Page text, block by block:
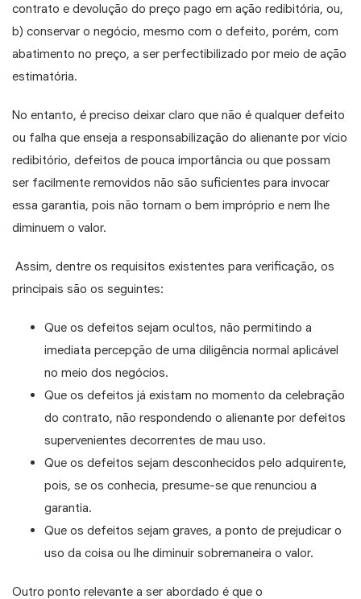
contrato e devolução do preço pago em ação redibitória, ou,
b) conservar o negócio, mesmo com o defeito, porém, com
abatimento no preço, a ser perfectibilizado por meio de ação
estimatória.
No entanto, é preciso deixar claro que não é qualquer defeito
ou falha que enseja a responsabilização do alienante por vício
redibitório, defeitos de pouca importância ou que possam
ser facilmente removidos não são suficientes para invocar
essa garantia, pois não tornam o bem impróprio e nem lhe
diminuem o valor.
Assim, dentre os requisitos existentes para verificação, os
principais são os seguintes:
Que os defeitos sejam ocultos, não permitindo a
imediata percepção de uma diligência normal aplicável
no meio dos negócios.
Que os defeitos já existam no momento da celebração
do contrato, não respondendo o alienante por defeitos
supervenientes decorrentes de mau uso.
Que os defeitos sejam desconhecidos pelo adquirente,
pois, se os conhecia, presume-se que renunciou a
garantia.
Que os defeitos sejam graves, a ponto de prejudicar o
uso da coisa ou lhe diminuir sobremaneira o valor.
Outro ponto relevante a ser abordado é que o